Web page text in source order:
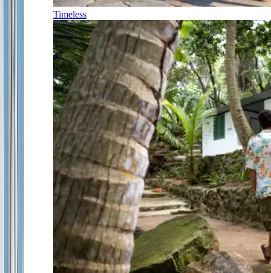
Timeless